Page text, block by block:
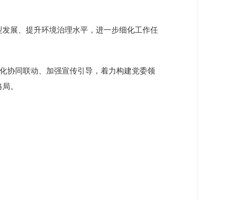
展、提升环境治理水平，进一步细化工作任
协同联动、加强宣传引导，着力构建党委领
。